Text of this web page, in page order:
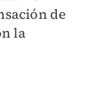
de
la